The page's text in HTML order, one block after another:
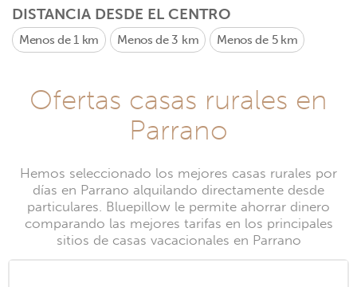
DISTANCIA DESDE EL CENTRO
Menos de 1 km Menos de 3 km Menos de 5 km
Ofertas casas rurales en
Parrano
Hemos seleccionado los mejores casas rurales por
días en Parrano alquilando directamente desde
particulares. Bluepillow le permite ahorrar dinero
comparando las mejores tarifas en los principales
sitios de casas vacacionales en Parrano